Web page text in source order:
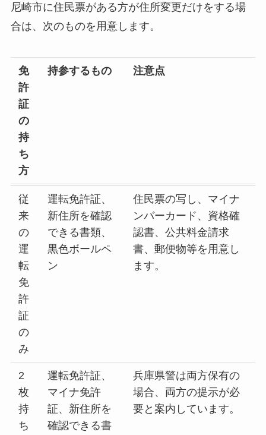
尼崎市に住民票がある方が住所変更だけをする場
合は、次のものを用意します。
免
許
証
の
持
ち
方
持参するもの 注意点
従
来
の
運
転
免
許
証
の
み
運転免許証、
新住所を確認
できる書類、
黒色ボールペ
ン
住民票の写し、マイナ
ンバーカード、資格確
認書、公共料金請求
書、郵便物等を用意し
ます。
2
枚
持
ち
運転免許証、
マイナ免許
証、新住所を
確認できる書
兵庫県警は両方保有の
場合、両方の提示が必
要と案内しています。